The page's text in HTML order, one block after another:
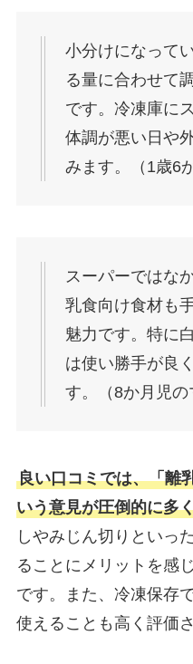
小分けになって
る量に合わせて
です。冷凍庫に
体調が悪い日や
みます。（1歳6
スーパーではな
乳食向け食材も
魅力です。特に
は使い勝手が良
す。（8か月児の
良い口コミでは、「離
いう意見が圧倒的に多
しやみじん切りといっ
ることにメリットを感
です。また、冷凍保存
使えることも高く評価